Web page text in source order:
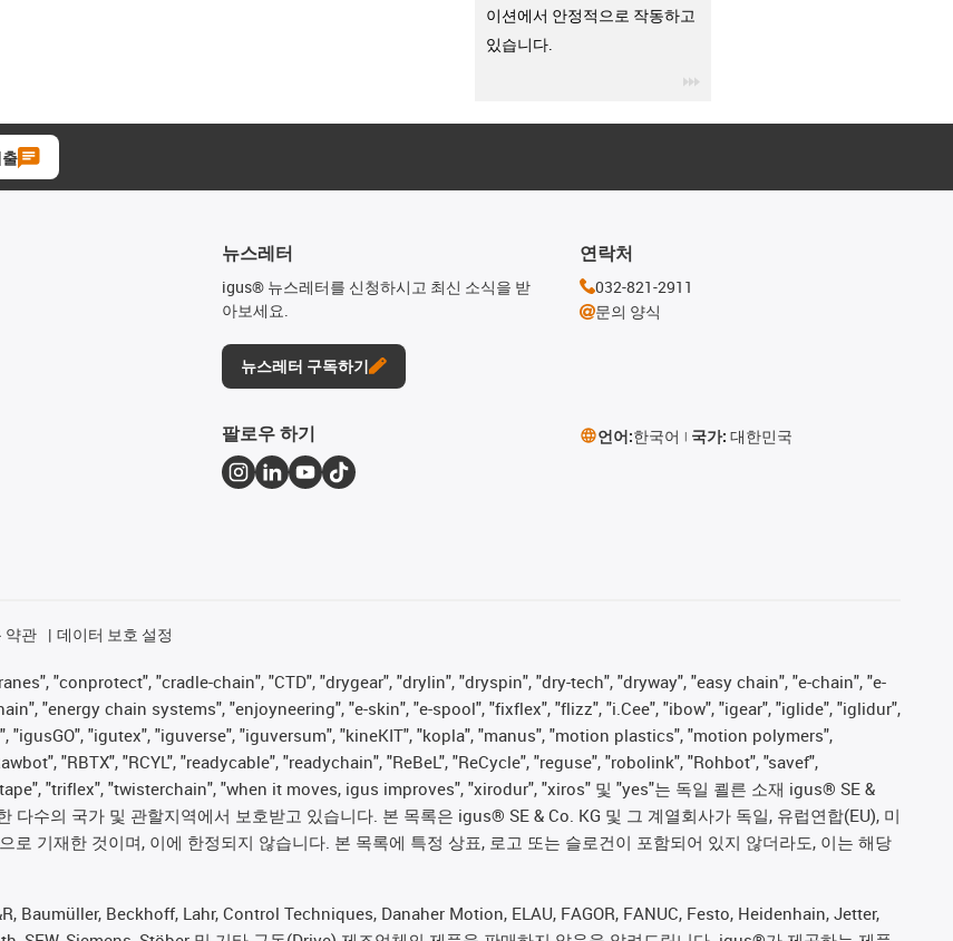
이션에서 안정적으로 작동하고
있습니다.
뉴스레터
igus® 뉴스레터를 신청하시고 최신 소식을 받
아보세요.
뉴스레터 구독하기
연락처
032-821-2911
문의 양식
팔로우 하기 언어:한국어 국가: 대한민국
약관 데이터 보호 설정
"conprotect", "cradle-chain", "CTD", "drygear", "drylin", "dryspin", "dry-tech", "dryway", "easy chain", "e-chain", "e-
"energy chain systems", "enjoyneering", "e-skin", "e-spool", "fixflex", "flizz", "i.Cee", "ibow", "igear", "iglide", "iglidur",
"igutex", "iguverse", "iguversum", "kineKIT", "kopla", "manus", "motion plastics", "motion polymers",
"RBTX", "RCYL", "readycable", "readychain", "ReBeL", "ReCycle", "reguse", "robolink", "Rohbot", "savef",
"triflex", "twisterchain", "when it moves, igus improves", "xirodur", "xiros" 및 "yes"는 독일 쾰른 소재 igus® SE &
다수의 국가 및 관할지역에서 보호받고 있습니다. 본 목록은 igus® SE & Co. KG 및 그 계열회사가 독일, 유럽연합(EU), 미
기재한 것이며, 이에 한정되지 않습니다. 본 목록에 특정 상표, 로고 또는 슬로건이 포함되어 있지 않더라도, 이는 해당
Baumüller, Beckhoff, Lahr, Control Techniques, Danaher Motion, ELAU, FAGOR, FANUC, Festo, Heidenhain, Jetter,